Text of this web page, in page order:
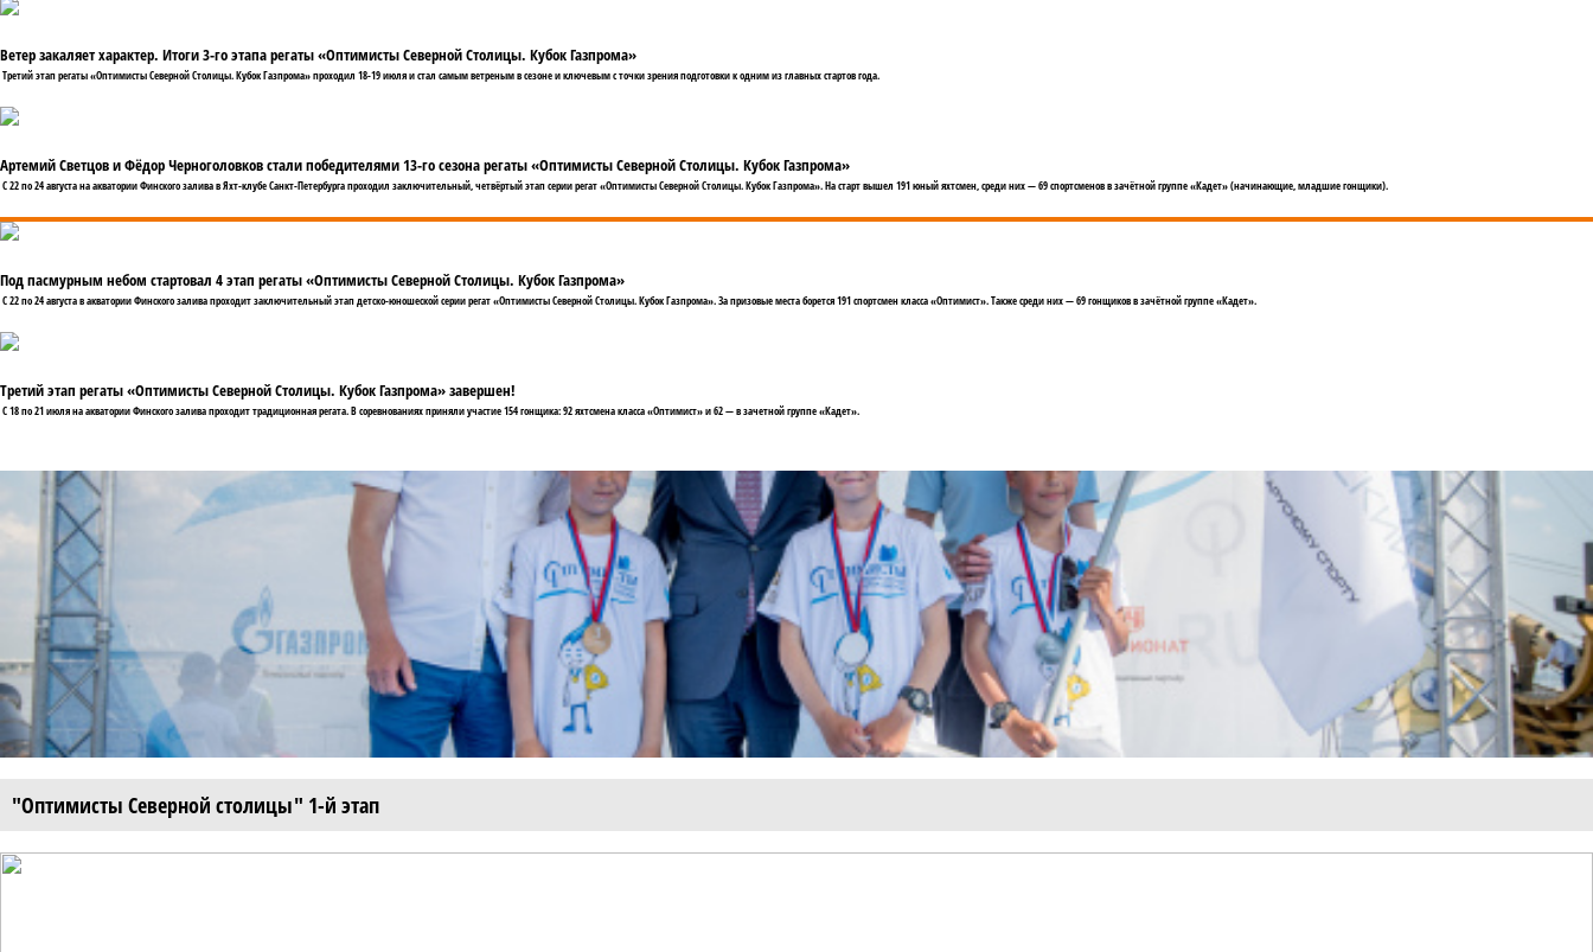
Ветер закаляет характер. Итоги 3-го этапа регаты «Оптимисты Северной Столицы. Кубок Газпрома»
Третий этап регаты «Оптимисты Северной Столицы. Кубок Газпрома» проходил 18-19 июля и стал самым ветреным в сезоне и ключевым с точки зрения подготовки к одним из главных стартов года.
Артемий Светцов и Фёдор Черноголовков стали победителями 13-го сезона регаты «Оптимисты Северной Столицы. Кубок Газпрома»
С 22 по 24 августа на акватории Финского залива в Яхт-клубе Санкт-Петербурга проходил заключительный, четвёртый этап серии регат «Оптимисты Северной Столицы. Кубок Газпрома». На старт вышел 191 юный яхтсмен, среди них — 69 спортсменов в зачётной группе «Кадет» (начинающие, младшие гонщики).
Под пасмурным небом стартовал 4 этап регаты «Оптимисты Северной Столицы. Кубок Газпрома»
С 22 по 24 августа в акватории Финского залива проходит заключительный этап детско-юношеской серии регат «Оптимисты Северной Столицы. Кубок Газпрома». За призовые места борется 191 спортсмен класса «Оптимист». Также среди них — 69 гонщиков в зачётной группе «Кадет».
Третий этап регаты «Оптимисты Северной Столицы. Кубок Газпрома» завершен!
С 18 по 21 июля на акватории Финского залива проходит традиционная регата. В соревнованиях приняли участие 154 гонщика: 92 яхтсмена класса «Оптимист» и 62 — в зачетной группе «Кадет».
"Оптимисты Северной столицы" 1-й этап